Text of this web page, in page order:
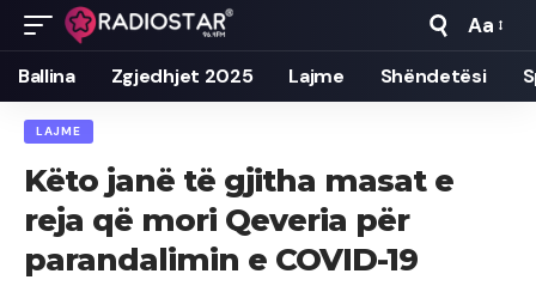
Font
Resizer
Aa
Ballina Zgjedhjet 2025 Lajme Shëndetësi
LAJME
Këto janë të gjitha masat e
reja që mori Qeveria për
parandalimin e COVID-19